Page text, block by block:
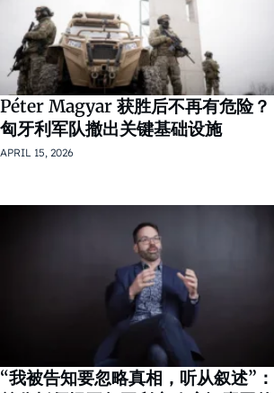
Péter Magyar 获胜后不再有危险？
匈牙利军队撤出关键基础设施
APRIL 15, 2026
“我被告知要忽略真相，听从叙述”：